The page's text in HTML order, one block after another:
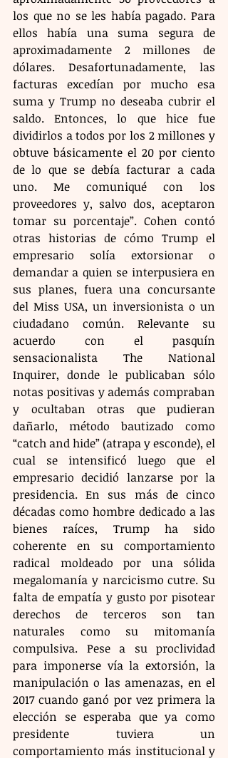
los que no se les había pagado. Para
ellos había una suma segura de
aproximadamente 2 millones de
dólares. Desafortunadamente, las
facturas excedían por mucho esa
suma y Trump no deseaba cubrir el
saldo. Entonces, lo que hice fue
dividirlos a todos por los 2 millones y
obtuve básicamente el 20 por ciento
de lo que se debía facturar a cada
uno. Me comuniqué con los
proveedores y, salvo dos, aceptaron
tomar su porcentaje”. Cohen contó
otras historias de cómo Trump el
empresario solía extorsionar o
demandar a quien se interpusiera en
sus planes, fuera una concursante
del Miss USA, un inversionista o un
ciudadano común. Relevante su
acuerdo con el pasquín
sensacionalista The National
Inquirer, donde le publicaban sólo
notas positivas y además compraban
y ocultaban otras que pudieran
dañarlo, método bautizado como
“catch and hide” (atrapa y esconde), el
cual se intensificó luego que el
empresario decidió lanzarse por la
presidencia. En sus más de cinco
décadas como hombre dedicado a las
bienes raíces, Trump ha sido
coherente en su comportamiento
radical moldeado por una sólida
megalomanía y narcicismo cutre. Su
falta de empatía y gusto por pisotear
derechos de terceros son tan
naturales como su mitomanía
compulsiva. Pese a su proclividad
para imponerse vía la extorsión, la
manipulación o las amenazas, en el
2017 cuando ganó por vez primera la
elección se esperaba que ya como
presidente tuviera un
comportamiento más institucional y